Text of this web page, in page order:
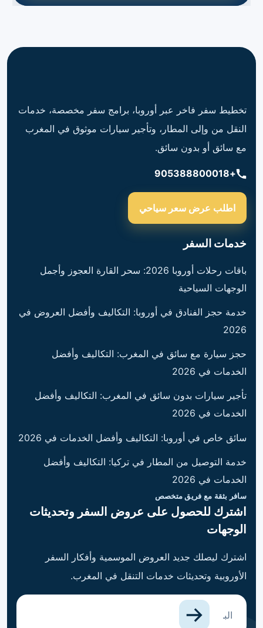
تخطيط سفر فاخر عبر أوروبا، برامج سفر مخصصة، خدمات
النقل من وإلى المطار، وتأجير سيارات موثوق في المغرب
مع سائق أو بدون سائق.
+905388800018
اطلب عرض سعر سياحي
خدمات السفر
باقات رحلات أوروبا 2026: سحر القارة العجوز وأجمل
الوجهات السياحية
خدمة حجز الفنادق في أوروبا: التكاليف وأفضل العروض في
2026
حجز سيارة مع سائق في المغرب: التكاليف وأفضل
الخدمات في 2026
تأجير سيارات بدون سائق في المغرب: التكاليف وأفضل
الخدمات في 2026
سائق خاص في أوروبا: التكاليف وأفضل الخدمات في 2026
خدمة التوصيل من المطار في تركيا: التكاليف وأفضل
الخدمات في 2026
سافر بثقة مع فريق متخصص
اشترك للحصول على عروض السفر وتحديثات
الوجهات
اشترك ليصلك جديد العروض الموسمية وأفكار السفر
الأوروبية وتحديثات خدمات التنقل في المغرب.
البريد الإلكتروني